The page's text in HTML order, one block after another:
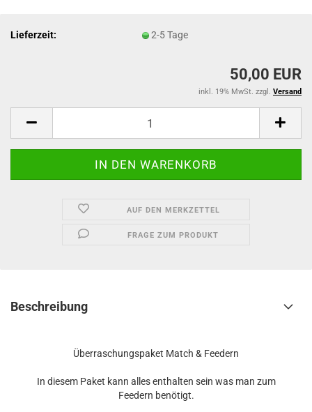
Lieferzeit: 2-5 Tage
50,00 EUR
inkl. 19% MwSt. zzgl. Versand
AUF DEN MERKZETTEL
FRAGE ZUM PRODUKT
Beschreibung
Überraschungspaket Match & Feedern
In diesem Paket kann alles enthalten sein was man zum
Feedern benötigt.